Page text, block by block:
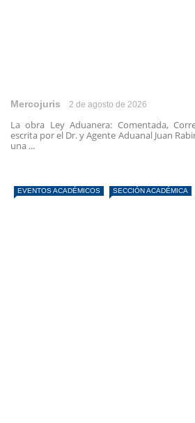
Mercojuris 2 de agosto de 2026
La obra Ley Aduanera: Comentada,
escrita por el Dr. y Agente Aduanal Juan
una ...
EVENTOS ACADÉMICOS SECCIÓN ACADÉMICA